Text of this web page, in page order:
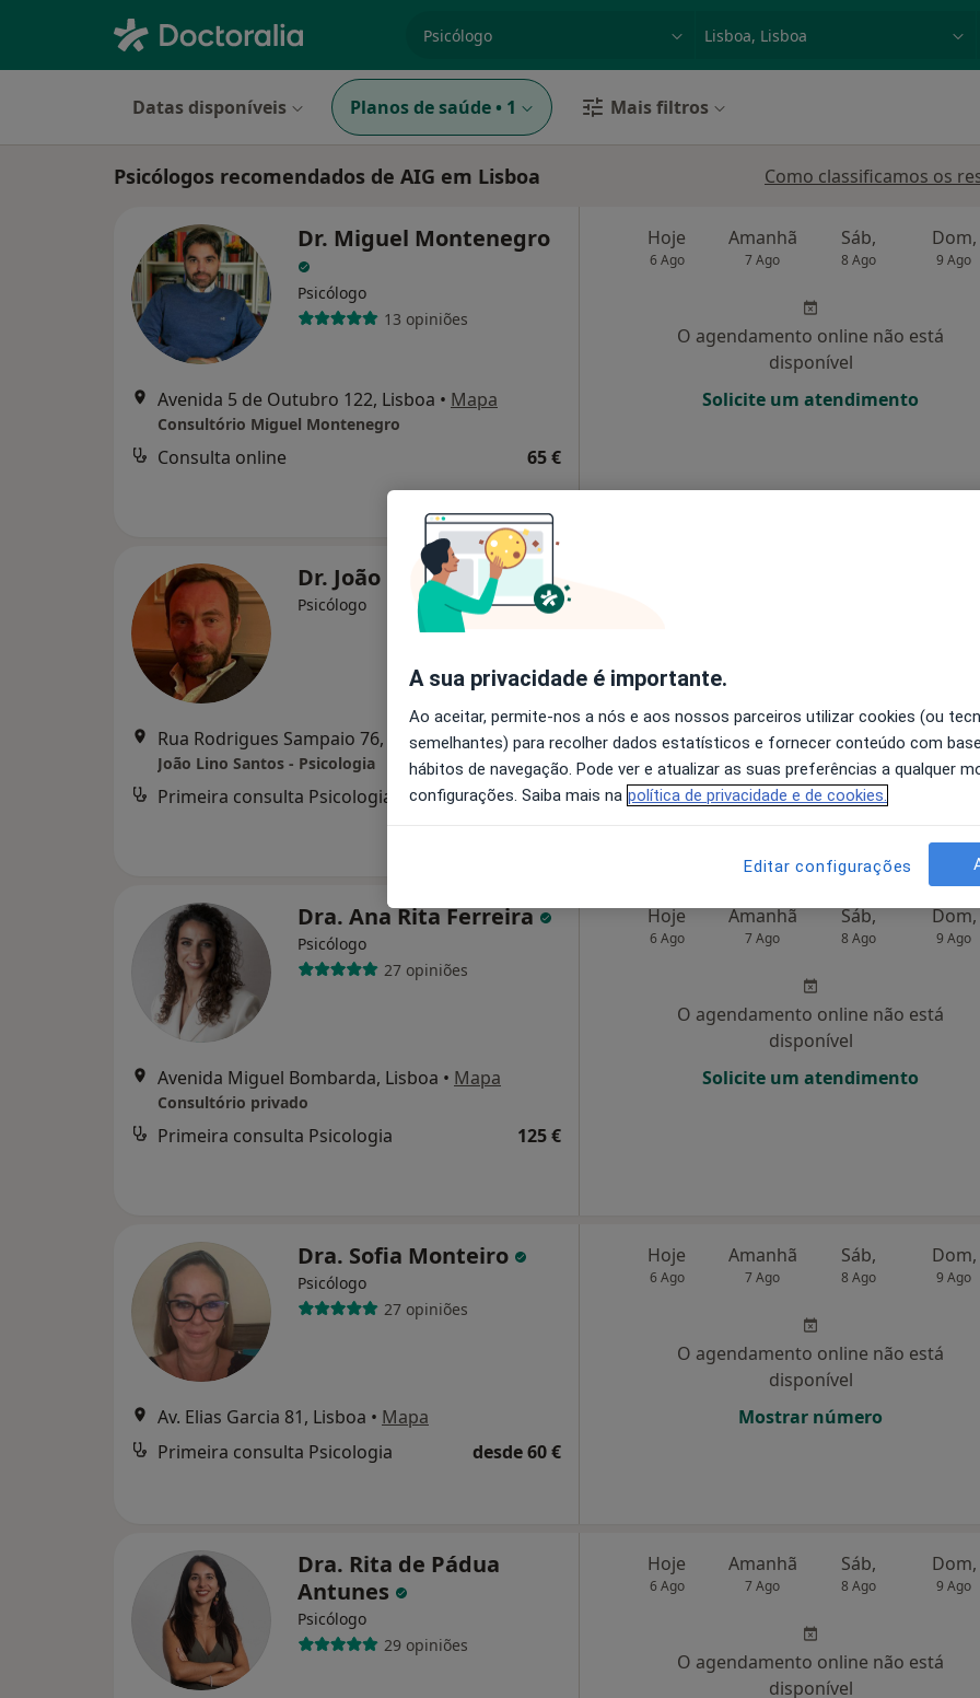
especialidade, doença ou nome
Datas disponíveis Planos de saúde • 1 Mais filtros
Psicólogos recomendados de AIG em Lisboa Como classificamos os
Dr. Miguel Montenegro
Psicólogo
13 opiniões
Avenida 5 de Outubro 122, Lisboa • Mapa
Consultório Miguel Montenegro
Consulta online 65 €
Hoje
6 Ago
Amanhã
7 Ago
Sáb,
8 Ago
Dom,
9 Ago
O agendamento online não está
disponível
Solicite um atendimento
Dr. João Lino Santos
Psicólogo
Rua Rodrigues Sampaio 76, 1º Andar, Lisboa • Mapa
João Lino Santos - Psicologia
Primeira consulta Psicologia 50 €
O agendamento online não está
Solicite um atendimento
Dra. Ana Rita Ferreira
Psicólogo
27 opiniões
Avenida Miguel Bombarda, Lisboa • Mapa
Consultório privado
Primeira consulta Psicologia 125 €
Hoje
6 Ago
Amanhã
7 Ago
Sáb,
8 Ago
Dom,
9 Ago
O agendamento online não está
disponível
Solicite um atendimento
Dra. Sofia Monteiro
Psicólogo
27 opiniões
Av. Elias Garcia 81, Lisboa • Mapa
Primeira consulta Psicologia
desde 60 €
Hoje
6 Ago
Amanhã
7 Ago
Sáb,
8 Ago
Dom,
9 Ago
O agendamento online não está
disponível
Mostrar número
Dra. Rita de Pádua
Antunes
Psicólogo
29 opiniões
Hoje
6 Ago
Amanhã
7 Ago
Sáb,
8 Ago
Dom,
9 Ago
O agendamento online não está
disponível
A sua privacidade é importante.
Ao aceitar, permite-nos a nós e aos nossos parceiros utilizar cookies (ou
semelhantes) para recolher dados estatísticos e fornecer conteúdo com
hábitos de navegação. Pode ver e atualizar as suas preferências a qualquer
configurações. Saiba mais na política de privacidade e de cookies.
Editar configurações